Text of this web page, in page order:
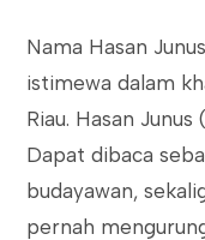
Nama Hasan
istimewa dalam
Riau. Hasan
Dapat dibaca
budayawan,
pernah